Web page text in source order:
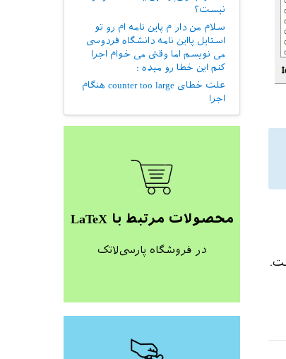
نیست؟
سلام من دار م پاین نامه ام رو تو
استایل پااین نامه دانشگاه فردوسی
می نویسم اما وقتی می خوام اجرا
کنم این خطا رو میده :
علت خطای counter too large هنگام
اجرا
محصولات مرتبط با LaTeX
در فروشگاه پارسی‌لاتک